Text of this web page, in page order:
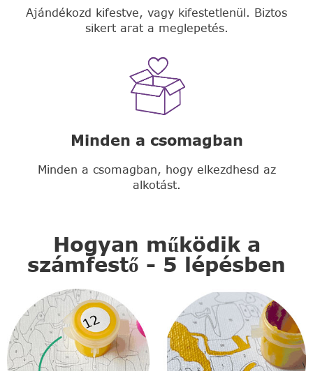
Ajándékozd kifestve, vagy kifestetlenül. Biztos
sikert arat a meglepetés.
Minden a csomagban
Minden a csomagban, hogy elkezdhesd az
alkotást.
Hogyan működik a
számfestő - 5 lépésben